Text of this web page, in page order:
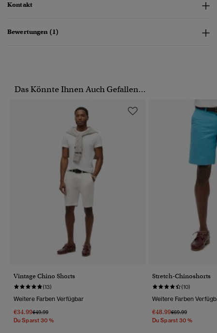
Kontakt
Bewertungen (1)
Das Könnte Ihnen Auch Gefallen...
Vintage Chino Shorts
(13)
Weitere Farben Verfügbar
€34.99Preis Wurde Reduziert Von
€49.99Bis
Du Sparst 30 %
Stretch-Chinoshorts
(10)
Weitere Farben
€48.99Preis Wurde
€69.99Bis
Du Sparst 30 %